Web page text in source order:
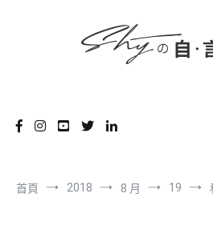
首頁 2018 8 月 19